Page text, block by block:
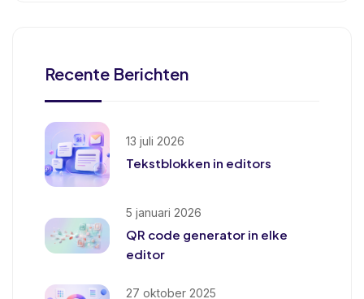
Recente Berichten
13 juli 2026
Tekstblokken in editors
5 januari 2026
QR code generator in elke
editor
27 oktober 2025